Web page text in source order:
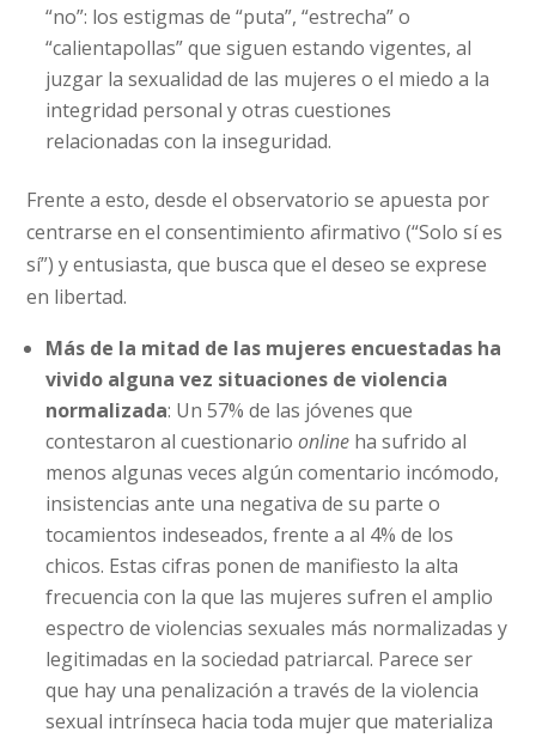
“no”: los estigmas de “puta”, “estrecha” o
“calientapollas” que siguen estando vigentes, al
juzgar la sexualidad de las mujeres o el miedo a la
integridad personal y otras cuestiones
relacionadas con la inseguridad.
Frente a esto, desde el observatorio se apuesta por
centrarse en el consentimiento afirmativo (“Solo sí es
sí”) y entusiasta, que busca que el deseo se exprese
en libertad.
Más de la mitad de las mujeres encuestadas ha
vivido alguna vez situaciones de violencia
normalizada: Un 57% de las jóvenes que
contestaron al cuestionarioonline ha sufrido al
menos algunas veces algún comentario incómodo,
insistencias ante una negativa de su parte o
tocamientos indeseados, frente a al 4% de los
chicos. Estas cifras ponen de manifiesto la alta
frecuencia con la que las mujeres sufren el amplio
espectro de violencias sexuales más normalizadas y
legitimadas en la sociedad patriarcal. Parece ser
que hay una penalización a través de la violencia
sexual intrínseca hacia toda mujer que materializa